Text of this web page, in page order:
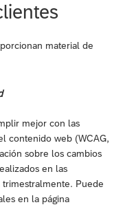
material de
mejor con las
contenido web (WCAG,
sobre los cambios
en las
Puede
en la página